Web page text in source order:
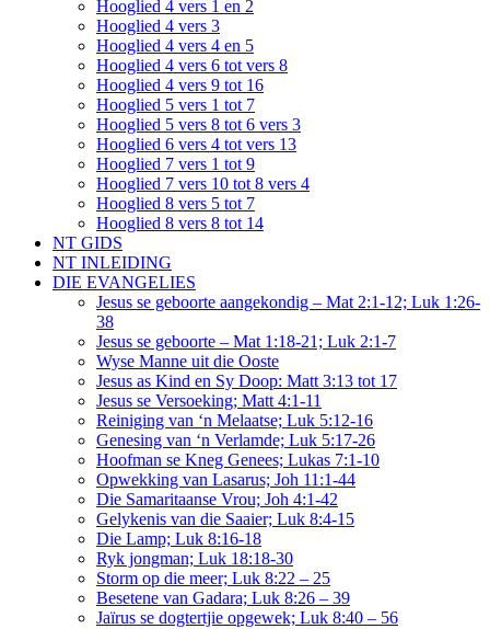
Hooglied 4 vers 1 en 2
Hooglied 4 vers 3
Hooglied 4 vers 4 en 5
Hooglied 4 vers 6 tot vers 8
Hooglied 4 vers 9 tot 16
Hooglied 5 vers 1 tot 7
Hooglied 5 vers 8 tot 6 vers 3
Hooglied 6 vers 4 tot vers 13
Hooglied 7 vers 1 tot 9
Hooglied 7 vers 10 tot 8 vers 4
Hooglied 8 vers 5 tot 7
Hooglied 8 vers 8 tot 14
NT GIDS
NT INLEIDING
DIE EVANGELIES
Jesus se geboorte aangekondig – Mat 2:1-12; Luk 1:26-
38
Jesus se geboorte – Mat 1:18-21; Luk 2:1-7
Wyse Manne uit die Ooste
Jesus as Kind en Sy Doop: Matt 3:13 tot 17
Jesus se Versoeking; Matt 4:1-11
Reiniging van ‘n Melaatse; Luk 5:12-16
Genesing van ‘n Verlamde; Luk 5:17-26
Hoofman se Kneg Genees; Lukas 7:1-10
Opwekking van Lasarus; Joh 11:1-44
Die Samaritaanse Vrou; Joh 4:1-42
Gelykenis van die Saaier; Luk 8:4-15
Die Lamp; Luk 8:16-18
Ryk jongman; Luk 18:18-30
Storm op die meer; Luk 8:22 – 25
Besetene van Gadara; Luk 8:26 – 39
Jaïrus se dogtertjie opgewek; Luk 8:40 – 56